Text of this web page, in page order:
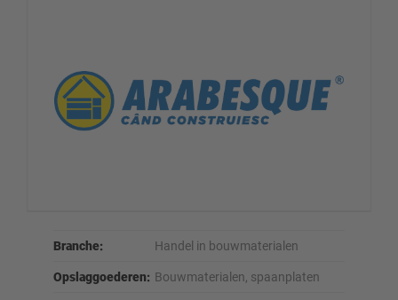
Branche: Handel in bouwmaterialen
Opslaggoederen: Bouwmaterialen, spaanplaten